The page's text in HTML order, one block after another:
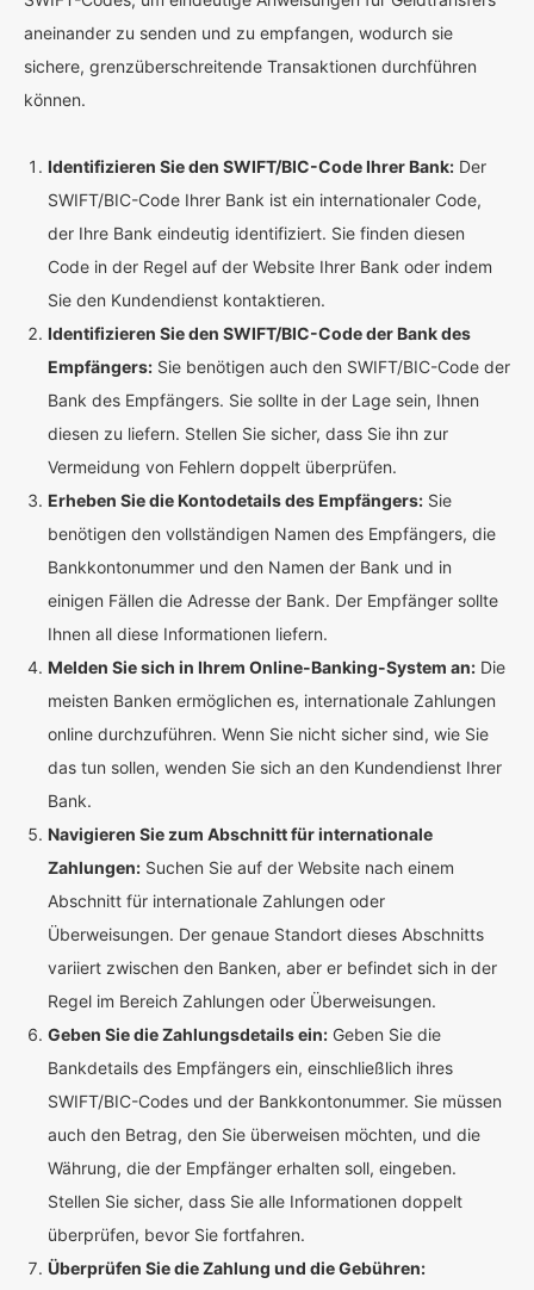
aneinander zu senden und zu empfangen, wodurch sie
sichere, grenzüberschreitende Transaktionen durchführen
können.
Identifizieren Sie den SWIFT/BIC-Code Ihrer Bank: Der
SWIFT/BIC-Code Ihrer Bank ist ein internationaler Code,
der Ihre Bank eindeutig identifiziert. Sie finden diesen
Code in der Regel auf der Website Ihrer Bank oder indem
Sie den Kundendienst kontaktieren.
Identifizieren Sie den SWIFT/BIC-Code der Bank des
Empfängers: Sie benötigen auch den SWIFT/BIC-Code der
Bank des Empfängers. Sie sollte in der Lage sein, Ihnen
diesen zu liefern. Stellen Sie sicher, dass Sie ihn zur
Vermeidung von Fehlern doppelt überprüfen.
Erheben Sie die Kontodetails des Empfängers: Sie
benötigen den vollständigen Namen des Empfängers, die
Bankkontonummer und den Namen der Bank und in
einigen Fällen die Adresse der Bank. Der Empfänger sollte
Ihnen all diese Informationen liefern.
Melden Sie sich in Ihrem Online-Banking-System an: Die
meisten Banken ermöglichen es, internationale Zahlungen
online durchzuführen. Wenn Sie nicht sicher sind, wie Sie
das tun sollen, wenden Sie sich an den Kundendienst Ihrer
Bank.
Navigieren Sie zum Abschnitt für internationale
Zahlungen: Suchen Sie auf der Website nach einem
Abschnitt für internationale Zahlungen oder
Überweisungen. Der genaue Standort dieses Abschnitts
variiert zwischen den Banken, aber er befindet sich in der
Regel im Bereich Zahlungen oder Überweisungen.
Geben Sie die Zahlungsdetails ein: Geben Sie die
Bankdetails des Empfängers ein, einschließlich ihres
SWIFT/BIC-Codes und der Bankkontonummer. Sie müssen
auch den Betrag, den Sie überweisen möchten, und die
Währung, die der Empfänger erhalten soll, eingeben.
Stellen Sie sicher, dass Sie alle Informationen doppelt
überprüfen, bevor Sie fortfahren.
Überprüfen Sie die Zahlung und die Gebühren: